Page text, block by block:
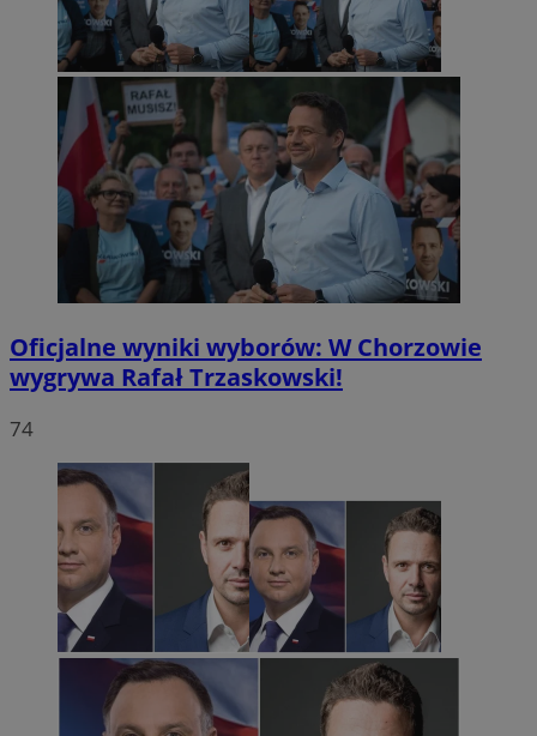
Oficjalne wyniki wyborów: W Chorzowie
wygrywa Rafał Trzaskowski!
74